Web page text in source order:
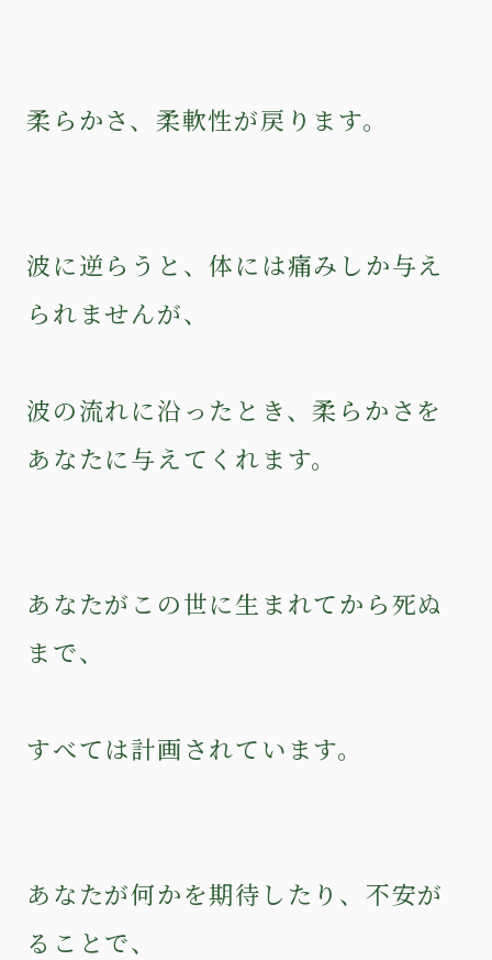
柔らかさ、柔軟性が戻ります。
波に逆らうと、体には痛みしか与え
られませんが、
波の流れに沿ったとき、柔らかさを
あなたに与えてくれます。
あなたがこの世に生まれてから死ぬ
まで、
すべては計画されています。
あなたが何かを期待したり、不安が
ることで、